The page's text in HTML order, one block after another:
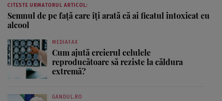
CITESTE URMATORUL ARTICOL:
Semnul de pe față care îți arată că ai ficatul intoxicat cu
alcool
MEDIAFAX
Cum ajută creierul celulele
reproducătoare să reziste la căldura
extremă?
GANDUL.RO